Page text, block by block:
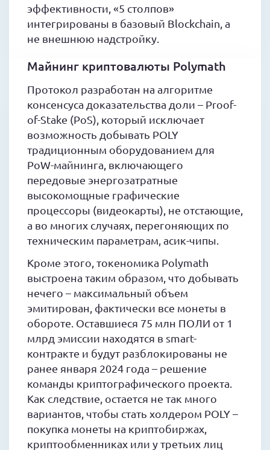
эффективности, «5 столпов»
интегрированы в базовый Blockchain, а
не внешнюю надстройку.
Майнинг криптовалюты Polymath
Протокол разработан на алгоритме
консенсуса доказательства доли – Proof-
of-Stake (PoS), который исключает
возможность добывать POLY
традиционным оборудованием для
PoW-майнинга, включающего
передовые энергозатратные
высокомощные графические
процессоры (видеокарты), не отстающие,
а во многих случаях, перегоняющих по
техническим параметрам, асик-чипы.
Кроме этого, токеномика Polymath
выстроена таким образом, что добывать
нечего – максимальный объем
эмитирован, фактически все монеты в
обороте. Оставшиеся 75 млн ПОЛИ от 1
млрд эмиссии находятся в smart-
контракте и будут разблокированы не
ранее января 2024 года – решение
команды криптографического проекта.
Как следствие, остается не так много
вариантов, чтобы стать холдером POLY –
покупка монеты на криптобиржах,
криптообменниках или у третьих лиц